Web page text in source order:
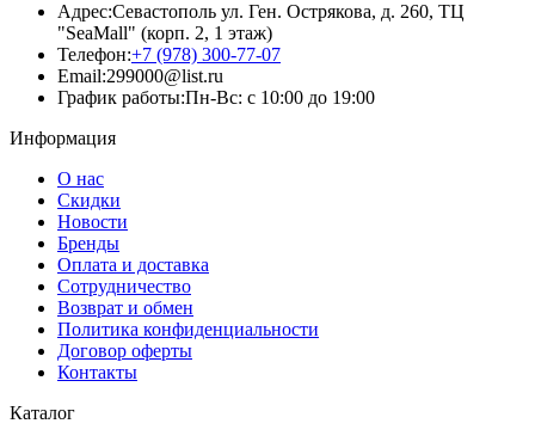
Адрес:Севастополь ул. Ген. Острякова, д. 260, ТЦ
"SeaMall" (корп. 2, 1 этаж)
Телефон:+7 (978) 300-77-07
Email:299000@list.ru
График работы:Пн-Вс: с 10:00 до 19:00
Информация
О нас
Скидки
Новости
Бренды
Оплата и доставка
Сотрудничество
Возврат и обмен
Политика конфиденциальности
Договор оферты
Контакты
Каталог